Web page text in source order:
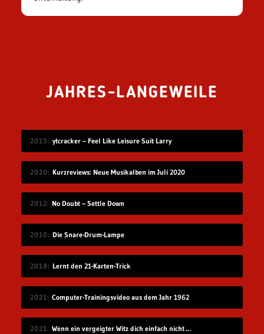
JAHRES-LANGEWEILE
2015 ytcracker – Feel Like Leisure Suit Larry
2020 Kurzreviews: Neue Musikalben im Juli 2020
2012 No Doubt – Settle Down
2010 Die Snare-Drum-Lampe
2018 Lernt den 21-Karten-Trick
2021 Computer-Trainingsvideo aus dem Jahr 1962
2021 Wenn ein vergeigter Witz dich einfach nicht mehr loslassen will…